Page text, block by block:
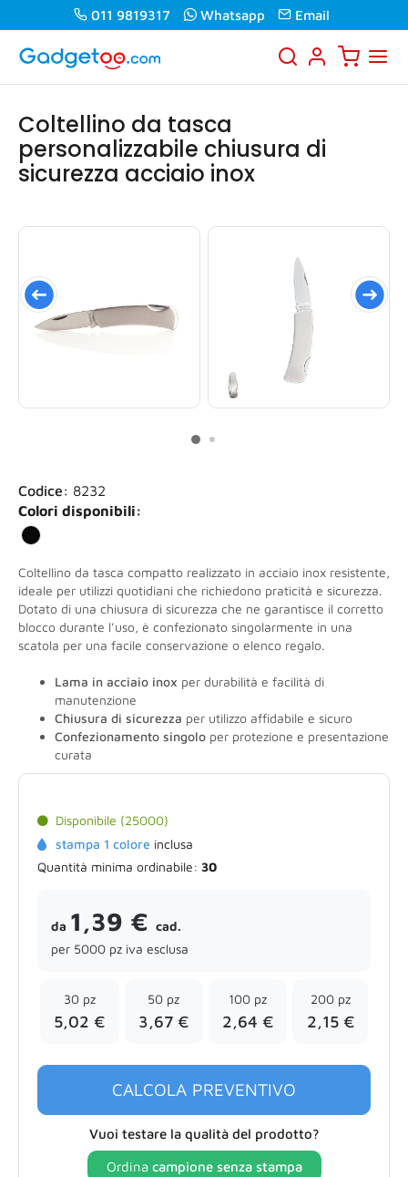
011 9819317 Whatsapp Email
Coltellino da tasca
personalizzabile chiusura di
sicurezza acciaio inox
Codice: 8232
Colori disponibili:
Coltellino da tasca compatto realizzato in acciaio inox resistente,
ideale per utilizzi quotidiani che richiedono praticità e sicurezza.
Dotato di una chiusura di sicurezza che ne garantisce il corretto
blocco durante l’uso, è confezionato singolarmente in una
scatola per una facile conservazione o elenco regalo.
Lama in acciaio inox per durabilità e facilità di
manutenzione
Chiusura di sicurezza per utilizzo affidabile e sicuro
Confezionamento singolo per protezione e presentazione
curata
Disponibile (25000)
stampa 1 colore inclusa
Quantità minima ordinabile: 30
da 1,39 € cad.
per 5000 pz iva esclusa
30 pz
5,02 €
50 pz
3,67 €
100 pz
2,64 €
200 pz
2,15 €
CALCOLA PREVENTIVO
Vuoi testare la qualità del prodotto?
Ordina campione senza stampa